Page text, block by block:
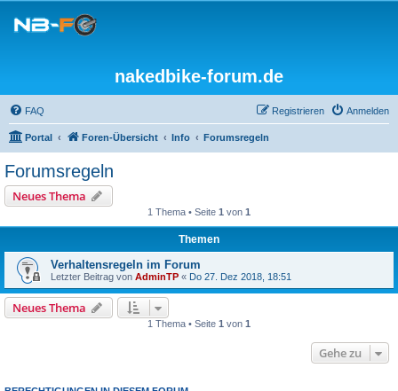
nakedbike-forum.de
FAQ Anmelden
Registrieren
Portal Foren-Übersicht Info Forumsregeln
Forumsregeln
Neues Thema
1 Thema • Seite 1 von 1
Themen
Verhaltensregeln im Forum
Letzter Beitrag von AdminTP « Do 27. Dez 2018, 18:51
Neues Thema
1 Thema • Seite 1 von 1
Gehe zu